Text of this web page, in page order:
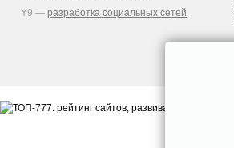
Y9 — разработка социальных сетей